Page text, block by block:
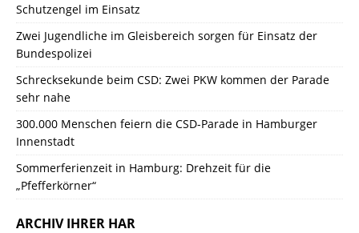
Schutzengel im Einsatz
Zwei Jugendliche im Gleisbereich sorgen für Einsatz der
Bundespolizei
Schrecksekunde beim CSD: Zwei PKW kommen der Parade
sehr nahe
300.000 Menschen feiern die CSD-Parade in Hamburger
Innenstadt
Sommerferienzeit in Hamburg: Drehzeit für die
„Pfefferkörner“
ARCHIV IHRER HAR